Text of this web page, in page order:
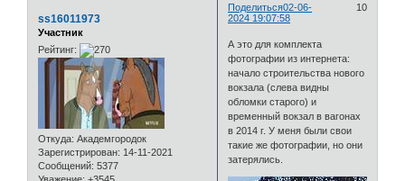
Поделиться 10
02-06-
2024 19:07:58
ss16011973
Участник
Рейтинг:
Откуда: Академгородок
Зарегистрирован: 14-11-2021
Сообщений: 5377
А это для комплекта
фотографии из интернета:
начало строительства нового
вокзала (слева видны
обломки старого) и
временный вокзал в вагонах
в 2014 г. У меня были свои
такие же фотографии, но они
затерялись.